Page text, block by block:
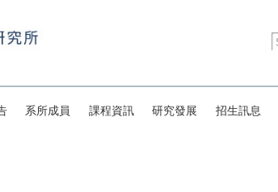
系所成員 課程資訊 研究發展 招生訊息